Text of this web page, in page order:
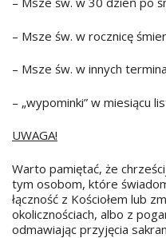
– Msze św. w rocznicę
– Msze św. w innych
– „wypominki” w miesiącu
UWAGA!
Warto pamiętać, że
tym osobom, które
łączność z Kościołem lub
okolicznościach, albo z
odmawiając przyjęcia